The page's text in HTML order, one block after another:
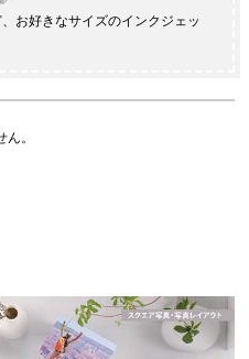
お好きなサイズのインクジェッ
。